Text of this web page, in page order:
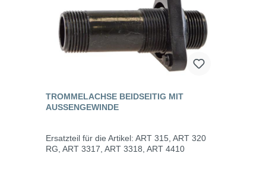
TROMMELACHSE BEIDSEITIG MIT
AUSSENGEWINDE
Ersatzteil für die Artikel: ART 315, ART 320
RG, ART 3317, ART 3318, ART 4410